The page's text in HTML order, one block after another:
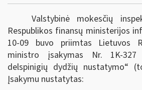
Valstybinė mokesčių
Respublikos finansų ministerijos
10-09 buvo priimtas Lietuvos
ministro įsakymas Nr. 1K-
delspinigių dydžių nustatymo“
Įsakymu nustatytas: